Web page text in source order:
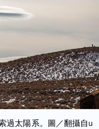
過太陽系。圖／翻攝自u